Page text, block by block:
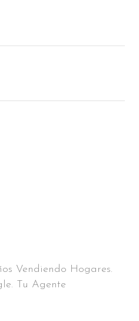
Vendiendo Hogares.
Tu Agente